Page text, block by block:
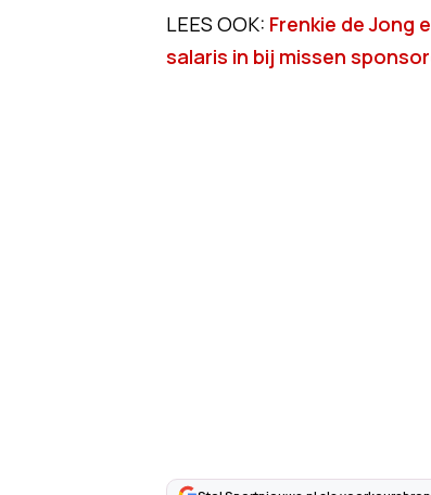
LEES OOK: Frenkie de Jong
salaris in bij missen